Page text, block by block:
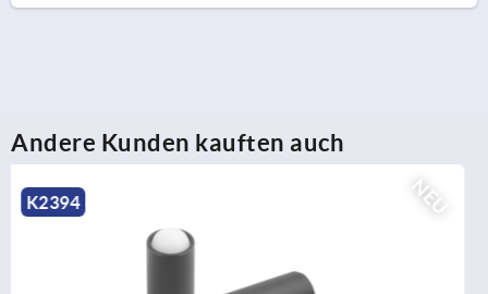
Andere Kunden kauften auch
NEU
K2396